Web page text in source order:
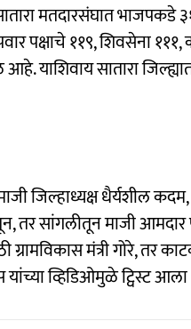
मतदारसंघात भाजपकडे
पक्षाचे ११९, शिवसेना
याशिवाय सातारा
जिल्हाध्यक्ष धैर्यशील
तर सांगलीतून माजी
ग्रामविकास मंत्री गोरे, तर
व्हिडिओमुळे ट्विस्ट